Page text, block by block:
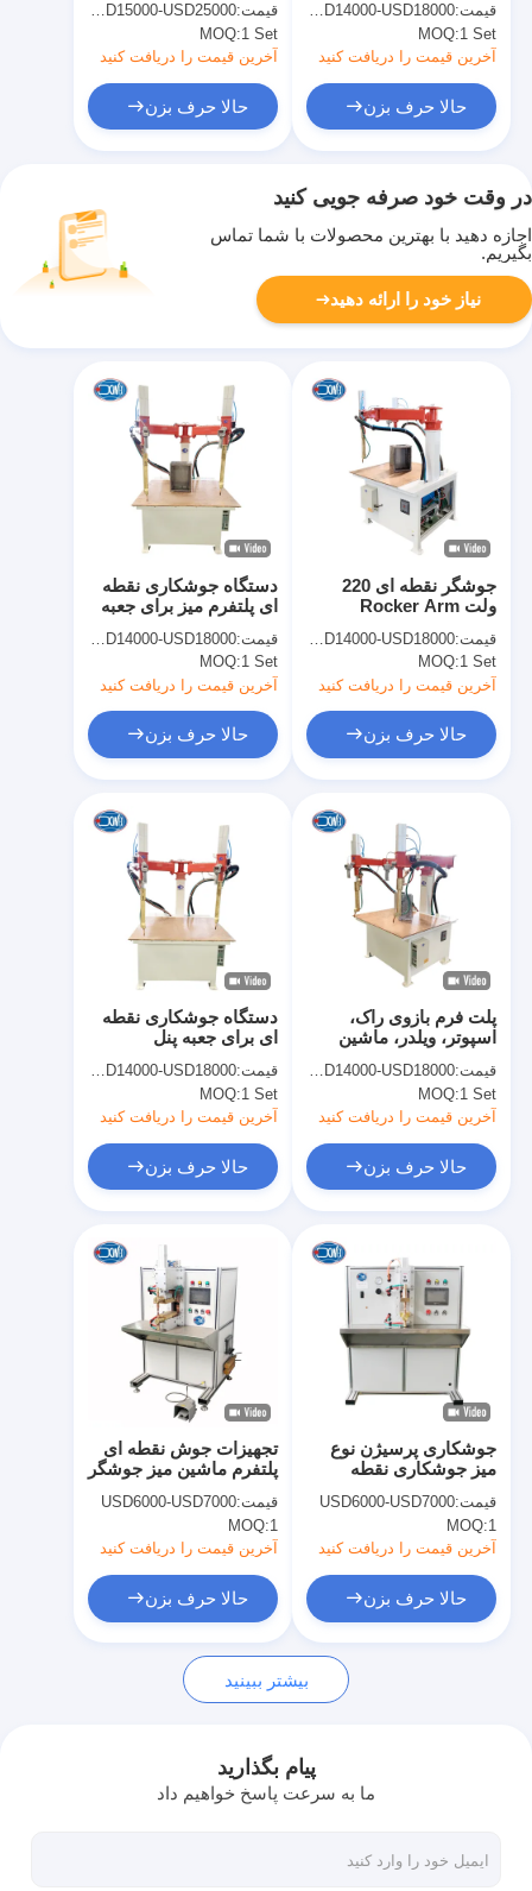
محصولات
دربارهی ما
کارخانه تور
تماس با ما
همه موارد
دستگاه جوش نقطه ای قابل حمل
دستگاه جوش نقطه ای ثابت
ماشین
قیمت:USD15000-USD25000
MOQ:1 Set
آخرین قیمت را دریافت کنید
حالا حرف بزن
زنگ
قیمت:USD14000-USD18000
MOQ:1 Set
آخرین قیمت را دریافت کنید
حالا حرف بزن
در وقت خود صرفه جویی کنید
اجازه دهید با بهترین محصولات با شما تماس
بگیریم.
نیاز خود را ارائه دهید
دستگاه جوشکاری نقطه
ای پلتفرم میز برای جعبه
قیمت:USD14000-USD18000
MOQ:1 Set
آخرین قیمت را دریافت کنید
حالا حرف بزن
جوشگر نقطه ای 220
ولت Rocker Arm
برای جعبه صفحه
الکتریکی
قیمت:USD14000-USD18000
MOQ:1 Set
آخرین قیمت را دریافت کنید
حالا حرف بزن
دستگاه جوشکاری نقطه
ای برای جعبه پنل
قیمت:USD14000-USD18000
MOQ:1 Set
آخرین قیمت را دریافت کنید
حالا حرف بزن
پلت فرم بازوی راک،
اسپوتر، ویلدر، ماشین
میز برای فلز
قیمت:USD14000-USD18000
MOQ:1 Set
آخرین قیمت را دریافت کنید
حالا حرف بزن
تجهیزات جوش نقطه ای
پلتفرم ماشین میز جوشگر
قیمت:USD6000-USD7000
MOQ:1
آخرین قیمت را دریافت کنید
حالا حرف بزن
جوشکاری پرسیژن نوع
میز جوشکاری نقطه
قیمت:USD6000-USD7000
MOQ:1
آخرین قیمت را دریافت کنید
حالا حرف بزن
بیشتر ببینید
پیام بگذارید
ما به سرعت پاسخ خواهیم داد